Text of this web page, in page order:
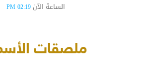
الساعة الآن 02:19 PM
ملصقات